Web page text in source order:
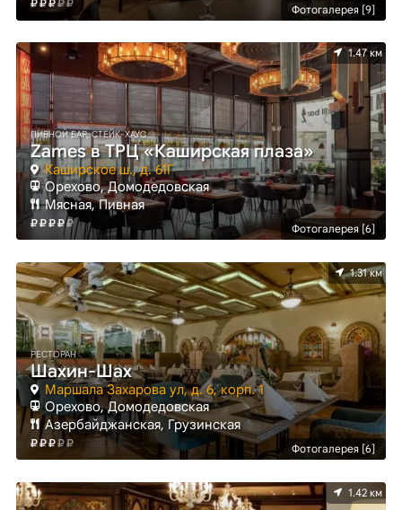
Фотогалерея [9]
Фотогалерея [6]
1.47 км
ПИВНОЙ БАР, СТЕЙК-ХАУС
Zames в ТРЦ «Каширская плаза»
Каширское ш., д. 61Г
Орехово, Домодедовская
Мясная, Пивная
Фотогалерея [6]
1.31 км
РЕСТОРАН
Шахин-Шах
Маршала Захарова ул, д. 6, корп. 1
Орехово, Домодедовская
Азербайджанская, Грузинская
1.42 км